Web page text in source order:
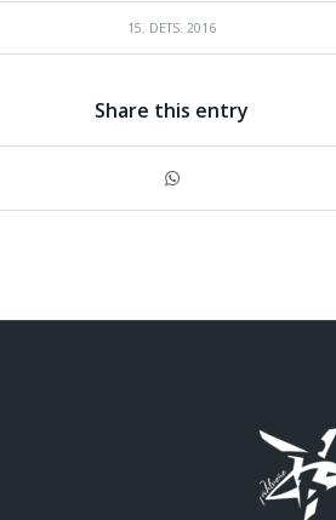
15. DETS. 2016
Share this entry